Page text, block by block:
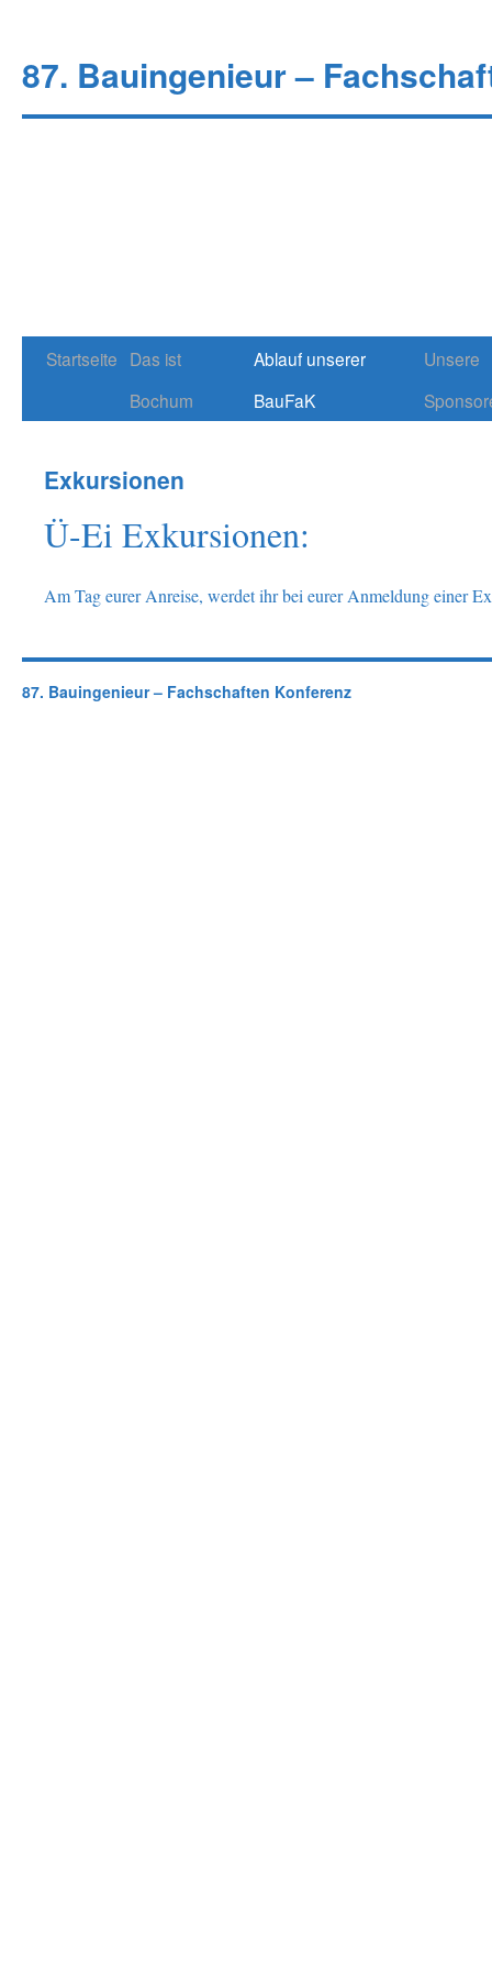
87. Bauingenieur –
Springe
Startseite Das ist
Bochum
Ablauf unserer
BauFaK
Unsere
Exkursionen
Ü-Ei Exkursionen:
Am Tag eurer Anreise, werdet ihr bei eurer Anmeldung einer
87. Bauingenieur – Fachschaften Konferenz